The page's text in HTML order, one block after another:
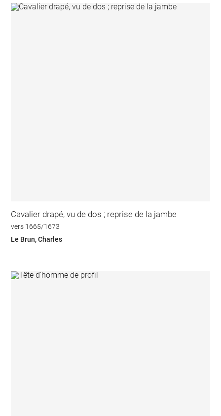
Cavalier drapé, vu de dos ; reprise de la jambe
vers 1665/1673
Le Brun, Charles